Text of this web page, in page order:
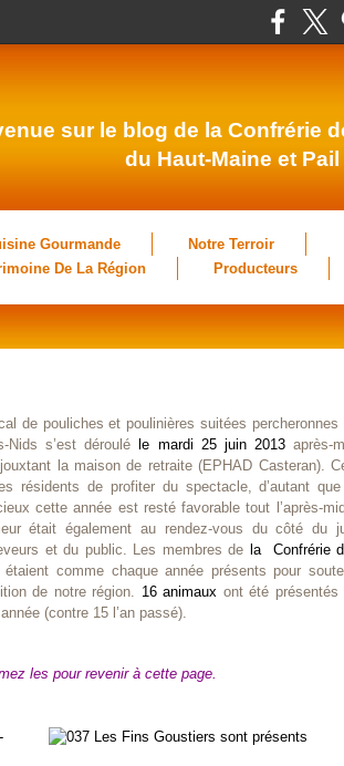
sur le blog de la Confrérie
du Haut-Maine et Pail
Gourmande
Notre Terroir
De La Région Producteurs
de pouliches et poulinières suitées percheronnes
Nids s’est déroulé
le mardi 25 juin 2013après-
la maison de retraite (EPHAD Casteran).
résidents de profiter du spectacle, d’autant
cette année est resté favorable tout l’après-
était également au rendez-vous du côté du
et du public. Les membres de la Confrérie
étaient comme chaque année présents pour
de notre région. 16 animaux ont été présentés
(contre 15 l’an passé).
les pour revenir à cette page.